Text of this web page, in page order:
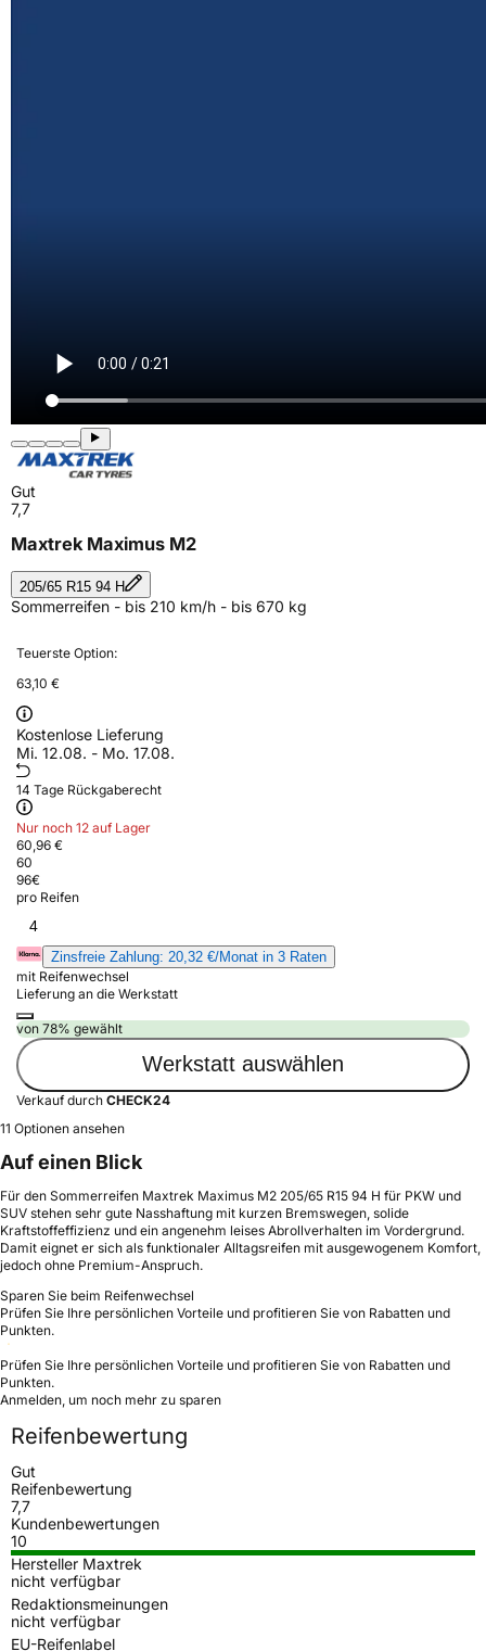
Gut
7,7
Maxtrek Maximus M2
205/65 R15 94 H
Sommerreifen - bis 210 km/h - bis 670 kg
Teuerste Option:
63,10 €
Kostenlose Lieferung
Mi. 12.08. - Mo. 17.08.
14 Tage Rückgaberecht
Nur noch 12 auf Lager
60,96 €
60
96€
pro Reifen
4
Zinsfreie Zahlung: 20,32 €/Monat in 3 Raten
mit Reifenwechsel
Lieferung an die Werkstatt
von 78% gewählt
Werkstatt auswählen
Verkauf durch CHECK24
11 Optionen ansehen
Auf einen Blick
Für den Sommerreifen Maxtrek Maximus M2 205/65 R15 94 H für PKW und
SUV stehen sehr gute Nasshaftung mit kurzen Bremswegen, solide
Kraftstoffeffizienz und ein angenehm leises Abrollverhalten im Vordergrund.
Damit eignet er sich als funktionaler Alltagsreifen mit ausgewogenem Komfort,
jedoch ohne Premium-Anspruch.
Sparen Sie beim Reifenwechsel
Prüfen Sie Ihre persönlichen Vorteile und profitieren Sie von Rabatten und
Punkten.
Prüfen Sie Ihre persönlichen Vorteile und profitieren Sie von Rabatten und
Punkten.
Anmelden, um noch mehr zu sparen
Reifenbewertung
Gut
Reifenbewertung
7,7
Kundenbewertungen
10
Hersteller Maxtrek
nicht verfügbar
Redaktionsmeinungen
nicht verfügbar
EU-Reifenlabel